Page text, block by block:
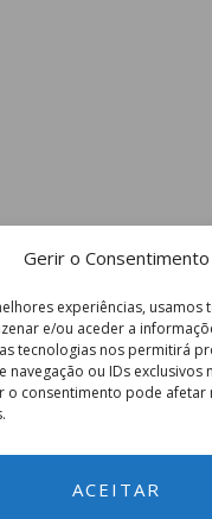
Gerir o Consentimento
experiências, usamos
e/ou aceder a
tecnologias nos permitirá
ou IDs exclusivos
o consentimento pode afetar
ACEITAR